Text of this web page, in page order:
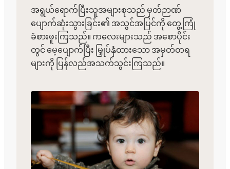
အရွယ်ရောက်ပြီးသူအများစုသည် မှတ်ဉာဏ်
ပျောက်ဆုံးသွားခြင်း၏ အသွင်အပြင်ကို တွေ့ကြုံ
ခံစားဖူးကြသည်။ ကလေးများသည် အစောပိုင်း
တွင် မေ့ပျောက်ပြီး မြှုပ်နှံထားသော အမှတ်တရ
များကို ပြန်လည်အသက်သွင်းကြသည်။